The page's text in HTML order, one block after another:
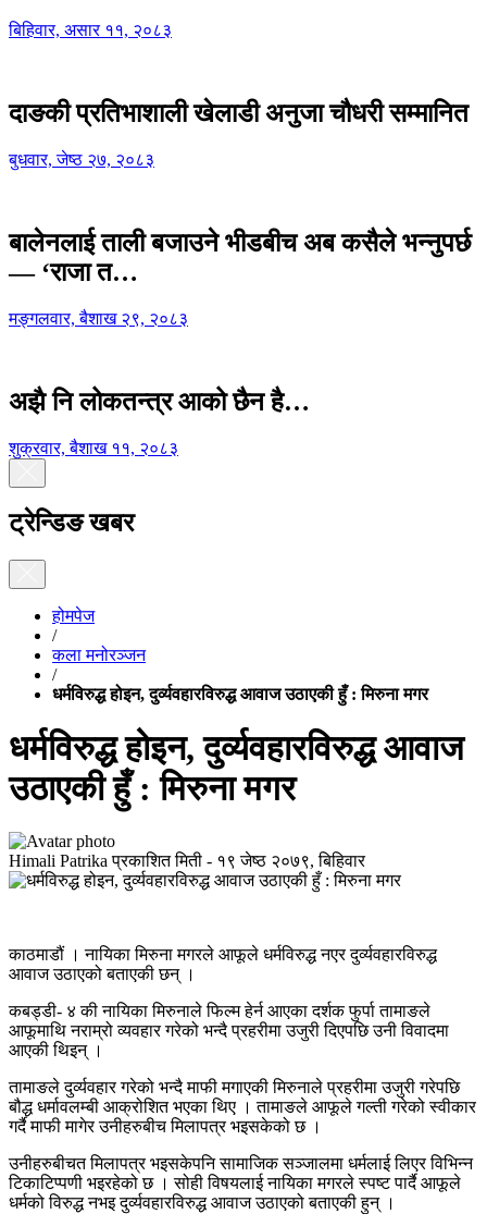
बिहिवार, असार ११, २०८३
दाङकी प्रतिभाशाली खेलाडी अनुजा चौधरी सम्मानित
बुधवार, जेष्ठ २७, २०८३
बालेनलाई ताली बजाउने भीडबीच अब कसैले भन्नुपर्छ
— ‘राजा त…
मङ्गलवार, बैशाख २९, २०८३
अझै नि लोकतन्त्र आको छैन है…
शुक्रवार, बैशाख ११, २०८३
ट्रेन्डिङ खबर
होमपेज
/
कला मनोरञ्जन
/
धर्मविरुद्ध होइन, दुर्व्यवहारविरुद्ध आवाज उठाएकी हुँ : मिरुना मगर
धर्मविरुद्ध होइन, दुर्व्यवहारविरुद्ध आवाज
उठाएकी हुँ : मिरुना मगर
Himali Patrika प्रकाशित मिती - १९ जेष्ठ २०७९, बिहिवार
काठमाडौं । नायिका मिरुना मगरले आफूले धर्मविरुद्ध नएर दुर्व्यवहारविरुद्ध
आवाज उठाएको बताएकी छन् ।
कबड्डी- ४ की नायिका मिरुनाले फिल्म हेर्न आएका दर्शक फुर्पा तामाङले
आफूमाथि नराम्रो व्यवहार गरेको भन्दै प्रहरीमा उजुरी दिएपछि उनी विवादमा
आएकी थिइन् ।
तामाङले दुर्व्यवहार गरेको भन्दै माफी मगाएकी मिरुनाले प्रहरीमा उजुरी गरेपछि
बौद्ध धर्मावलम्बी आक्रोशित भएका थिए । तामाङले आफूले गल्ती गरेको स्वीकार
गर्दै माफी मागेर उनीहरुबीच मिलापत्र भइसकेको छ ।
उनीहरुबीचत मिलापत्र भइसकेपनि सामाजिक सञ्जालमा धर्मलाई लिएर विभिन्न
टिकाटिप्पणी भइरहेको छ । सोही विषयलाई नायिका मगरले स्पष्ट पार्दै आफूले
धर्मको विरुद्ध नभइ दुर्व्यवहारविरुद्ध आवाज उठाएको बताएकी हुन् ।